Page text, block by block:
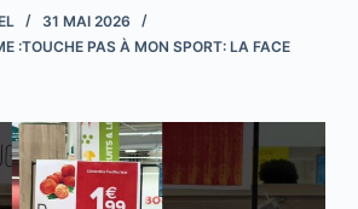
31 MAI 2026
:TOUCHE PAS À MON SPORT: LA FACE